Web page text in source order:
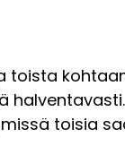
toista
halventavasti.
toisia